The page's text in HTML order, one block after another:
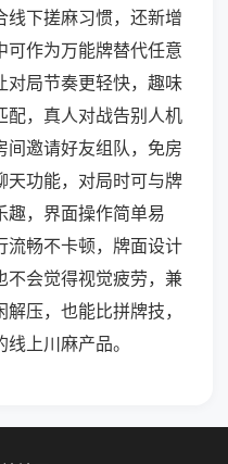
线下搓麻习惯，还新增
可作为万能牌替代任意
对局节奏更轻快，趣味
配，真人对战告别人机
间邀请好友组队，免房
天功能，对局时可与牌
趣，界面操作简单易
流畅不卡顿，牌面设计
不会觉得视觉疲劳，兼
压，也能比拼牌技，
上川麻产品。